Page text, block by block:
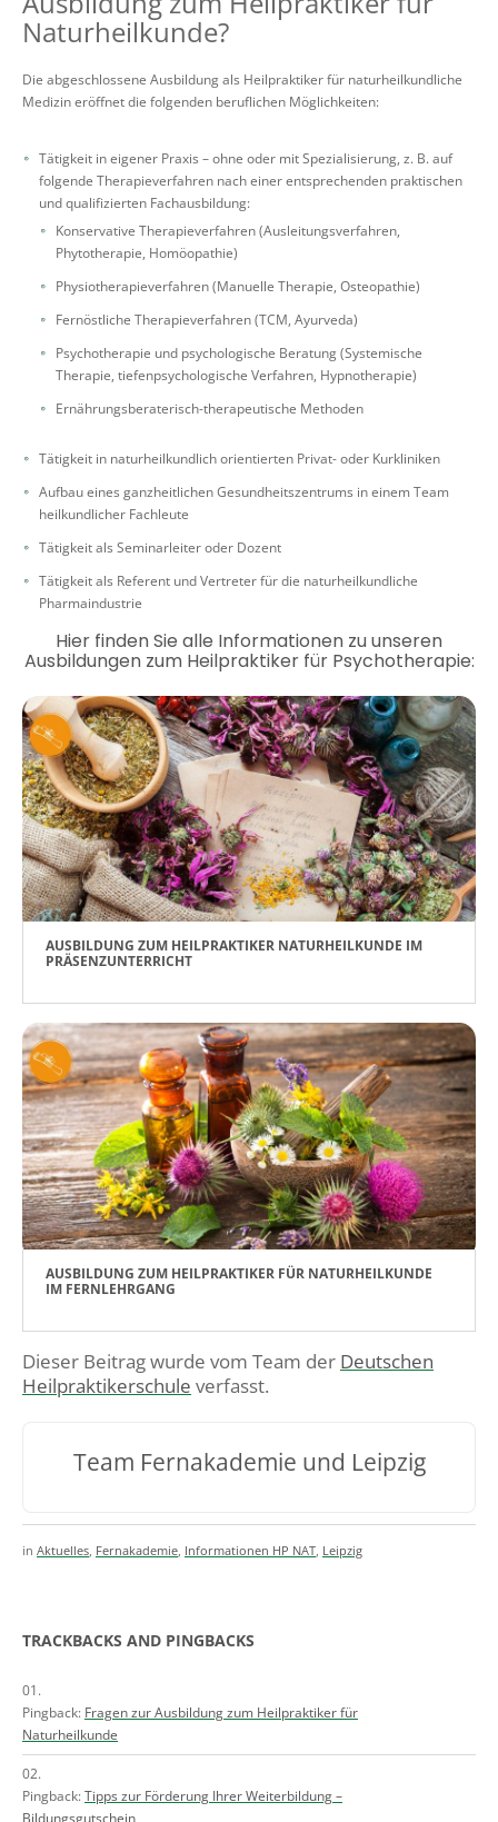
Naturheilkunde?
Die abgeschlossene Ausbildung als Heilpraktiker für naturheilkundliche
Medizin eröffnet die folgenden beruflichen Möglichkeiten:
Tätigkeit in eigener Praxis – ohne oder mit Spezialisierung, z. B. auf
folgende Therapieverfahren nach einer entsprechenden praktischen
und qualifizierten Fachausbildung:
Konservative Therapieverfahren (Ausleitungsverfahren,
Phytotherapie, Homöopathie)
Physiotherapieverfahren (Manuelle Therapie, Osteopathie)
Fernöstliche Therapieverfahren (TCM, Ayurveda)
Psychotherapie und psychologische Beratung (Systemische
Therapie, tiefenpsychologische Verfahren, Hypnotherapie)
Ernährungsberaterisch-therapeutische Methoden
Tätigkeit in naturheilkundlich orientierten Privat- oder Kurkliniken
Aufbau eines ganzheitlichen Gesundheitszentrums in einem Team
heilkundlicher Fachleute
Tätigkeit als Seminarleiter oder Dozent
Tätigkeit als Referent und Vertreter für die naturheilkundliche
Pharmaindustrie
Hier finden Sie alle Informationen zu unseren
Ausbildungen zum Heilpraktiker für Psychotherapie:
AUSBILDUNG ZUM HEILPRAKTIKER NATURHEILKUNDE IM
PRÄSENZUNTERRICHT
AUSBILDUNG ZUM HEILPRAKTIKER FÜR NATURHEILKUNDE
IM FERNLEHRGANG
Dieser Beitrag wurde vom Team der Deutschen
Heilpraktikerschule verfasst.
Team Fernakademie und Leipzig
in Aktuelles Fernakademie Informationen HP NAT Leipzig
TRACKBACKS AND PINGBACKS
Pingback: Fragen zur Ausbildung zum Heilpraktiker für
Naturheilkunde
Pingback:Tipps zur Förderung Ihrer Weiterbildung –
Bildungsgutschein